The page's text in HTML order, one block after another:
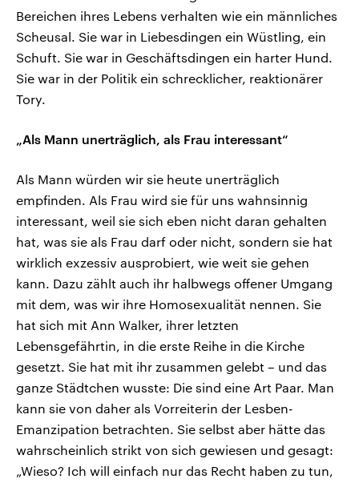
Bereichen ihres Lebens verhalten wie ein männliches
Scheusal. Sie war in Liebesdingen ein Wüstling, ein
Schuft. Sie war in Geschäftsdingen ein harter Hund.
Sie war in der Politik ein schrecklicher, reaktionärer
Tory.
„Als Mann unerträglich, als Frau interessant“
Als Mann würden wir sie heute unerträglich
empfinden. Als Frau wird sie für uns wahnsinnig
interessant, weil sie sich eben nicht daran gehalten
hat, was sie als Frau darf oder nicht, sondern sie hat
wirklich exzessiv ausprobiert, wie weit sie gehen
kann. Dazu zählt auch ihr halbwegs offener Umgang
mit dem, was wir ihre Homosexualität nennen. Sie
hat sich mit Ann Walker, ihrer letzten
Lebensgefährtin, in die erste Reihe in die Kirche
gesetzt. Sie hat mit ihr zusammen gelebt – und das
ganze Städtchen wusste: Die sind eine Art Paar. Man
kann sie von daher als Vorreiterin der Lesben-
Emanzipation betrachten. Sie selbst aber hätte das
wahrscheinlich strikt von sich gewiesen und gesagt:
„Wieso? Ich will einfach nur das Recht haben zu tun,